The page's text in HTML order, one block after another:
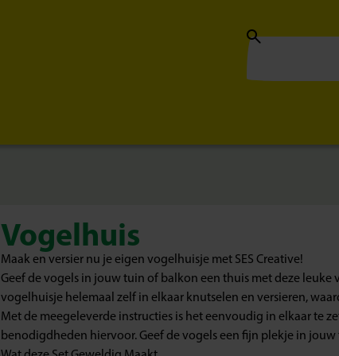
Vogelhuis
Maak en versier nu je eigen vogelhuisje met SES Creative!
Geef de vogels in jouw tuin of balkon een thuis met deze leuke
vogelhuisje helemaal zelf in elkaar knutselen en versieren,
Met de meegeleverde instructies is het eenvoudig in elkaar te
benodigdheden hiervoor. Geef de vogels een fijn plekje in